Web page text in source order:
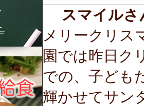
スマイルさ
メリークリス
園では昨日ク
での、子ども
輝かせてサン